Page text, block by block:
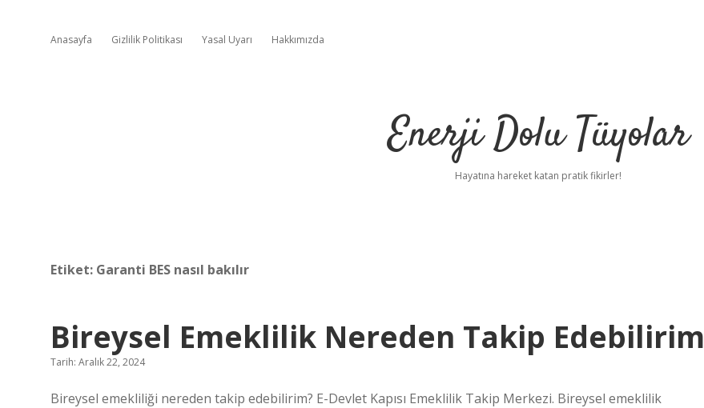
Anasayfa Gizlilik Politikası Yasal Uyarı Hakkımızda
Enerji Dolu Tüyolar
Hayatına hareket katan pratik fikirler!
Etiket: Garanti BES nasıl bakılır
Bireysel Emeklilik Nereden Takip Edebilirim
Tarih: Aralık 22, 2024
Bireysel emekliliği nereden takip edebilirim? E-Devlet Kapısı Emeklilik Takip Merkezi. Bireysel emeklilik